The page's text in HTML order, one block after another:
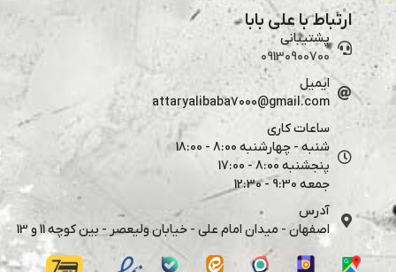
ارتباط با علی بابا
پشتیبانی
09130900700
ایمیل
attaryalibaba7000@gmail.com
ساعات کاری
شنبه - چهارشنبه 8:00 - 18:00
پنجشنبه 8:00 - 17:00
جمعه 9:30 - 12:30
آدرس
اصفهان - میدان امام علی - خیابان ولیعصر - بین کوچه 11 و 13